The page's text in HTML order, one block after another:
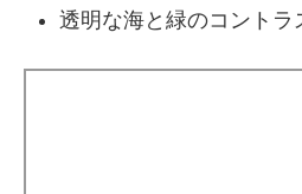
透明な海と緑のコントラ